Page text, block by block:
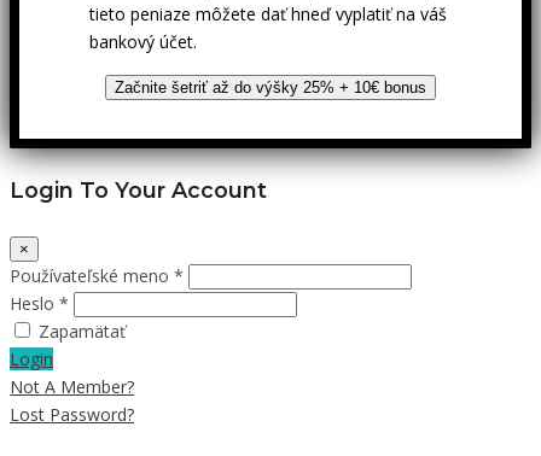
tieto peniaze môžete dať hneď vyplatiť na váš
bankový účet.
Začnite šetriť až do výšky 25% + 10€ bonus
Login To Your Account
×
Používateľské meno *
Heslo *
Zapamätať
Login
Not A Member?
Lost Password?